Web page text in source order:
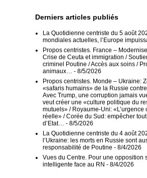
Derniers articles publiés
La Quotidienne centriste du 5 août
mondiales actuelles, l’Europe
Propos centristes. France –
Crise de Ceuta et immigration /
criminel Poutine / Accès aux soins /
animaux…
- 8/5/2026
Propos centristes. Monde – Ukraine:
«safaris humains» de la Russie
Avec Trump, une corruption jamais
veut créer une «culture politique du
mutuels» / Royaume-Uni: «L’urgence
réelle» / Corée du Sud: empêcher
d’Etat…
- 8/5/2026
La Quotidienne centriste du 4 août
l’Ukraine: les morts en Russie sont
responsabilité de Poutine - 8/4/2026
Vues du Centre. Pour une opposition
intelligente face au RN - 8/4/2026